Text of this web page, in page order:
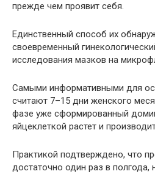
прежде чем проявит себя.
Единственный способ их
своевременный
исследования мазков на
Самыми информативными для
считают 7–15 дни женского
фазе уже сформированный
яйцеклеткой растет и
Практикой подтверждено, что
достаточно один раз в полгода,